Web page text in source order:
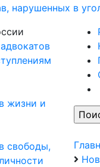
нарушенных в
жизни и
свободы,